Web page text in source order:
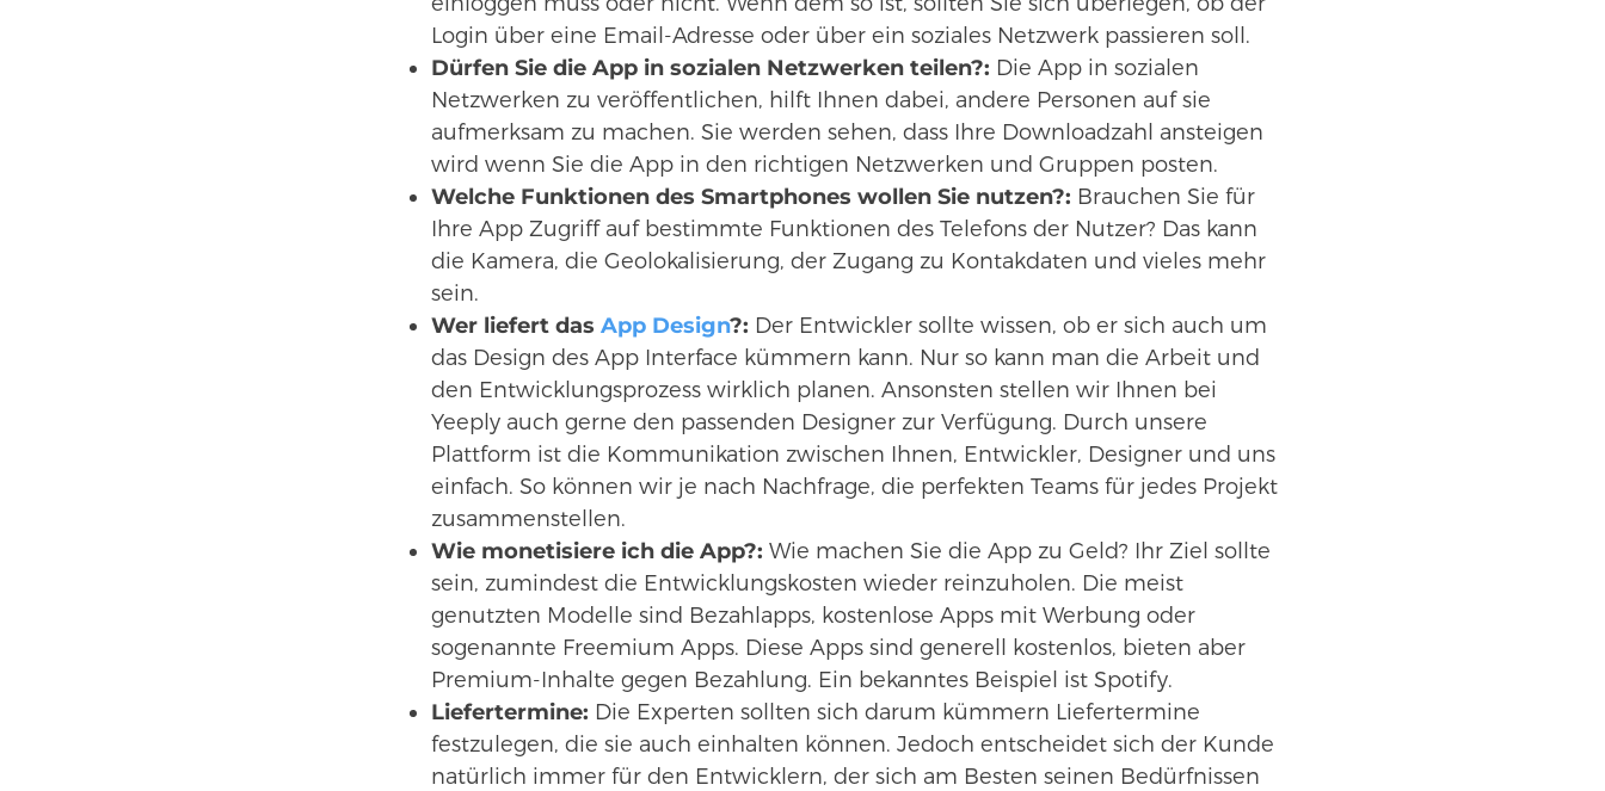
Login über eine Email-Adresse oder über ein soziales Netzwerk passieren soll.
Dürfen Sie die App in sozialen Netzwerken teilen?: Die App in sozialen
Netzwerken zu veröffentlichen, hilft Ihnen dabei, andere Personen auf sie
aufmerksam zu machen. Sie werden sehen, dass Ihre Downloadzahl ansteigen
wird wenn Sie die App in den richtigen Netzwerken und Gruppen posten.
Welche Funktionen des Smartphones wollen Sie nutzen?: Brauchen Sie für
Ihre App Zugriff auf bestimmte Funktionen des Telefons der Nutzer? Das kann
die Kamera, die Geolokalisierung, der Zugang zu Kontakdaten und vieles mehr
sein.
Wer liefert das App Design?: Der Entwickler sollte wissen, ob er sich auch um
das Design des App Interface kümmern kann. Nur so kann man die Arbeit und
den Entwicklungsprozess wirklich planen. Ansonsten stellen wir Ihnen bei
Yeeply auch gerne den passenden Designer zur Verfügung. Durch unsere
Plattform ist die Kommunikation zwischen Ihnen, Entwickler, Designer und uns
einfach. So können wir je nach Nachfrage, die perfekten Teams für jedes Projekt
zusammenstellen.
Wie monetisiere ich die App?: Wie machen Sie die App zu Geld? Ihr Ziel sollte
sein, zumindest die Entwicklungskosten wieder reinzuholen. Die meist
genutzten Modelle sind Bezahlapps, kostenlose Apps mit Werbung oder
sogenannte Freemium Apps. Diese Apps sind generell kostenlos, bieten aber
Premium-Inhalte gegen Bezahlung. Ein bekanntes Beispiel ist Spotify.
Liefertermine: Die Experten sollten sich darum kümmern Liefertermine
festzulegen, die sie auch einhalten können. Jedoch entscheidet sich der Kunde
natürlich immer für den Entwicklern, der sich am Besten seinen Bedürfnissen